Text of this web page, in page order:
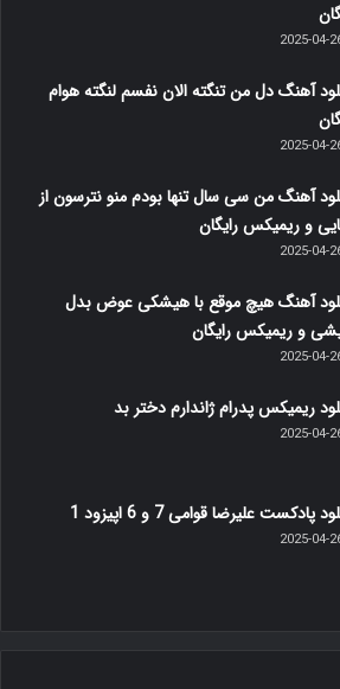
2025-04-
آهنگ دل من تنگته الان نفسم لنگته هوام
2025-04-
آهنگ من سی سال تنها بودم منو نترسون از
و ریمیکس رایگان
2025-04-
آهنگ هیچ موقع با هیشکی عوض بدل
و ریمیکس رایگان
2025-04-
ریمیکس پدرام ژاندارم دختر بد
2025-04-
پادکست علیرضا قوامی 7 و 6 اپیزود 1
2025-04-